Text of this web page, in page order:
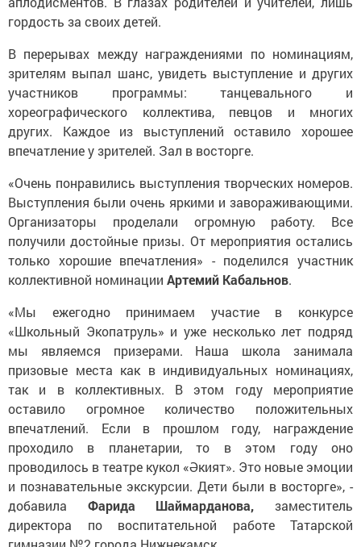
гордость за своих детей.
зрителям выпал шанс, увидеть выступление и других
участников программы: танцевального и
хореографического коллектива, певцов и многих
других. Каждое из выступлений оставило хорошее
впечатление у зрителей. Зал в восторге.
Выступления были очень яркими и завораживающими.
Организаторы проделали огромную работу. Все
получили достойные призы. От мероприятия остались
только хорошие впечатления» - поделился участник
коллективной номинацииАртемий Кабальнов
«Школьный Экопатруль» и уже несколько лет подряд
мы являемся призерами. Наша школа занимала
призовые места как в индивидуальных номинациях,
так и в коллективных. В этом году мероприятие
оставило огромное количество положительных
впечатлений. Если в прошлом году, награждение
проходило в планетарии, то в этом году оно
проводилось в театре кукол «Әкият». Это новые эмоции
и познавательные экскурсии. Дети были в восторге», -
добавилаФарида Шаймарданова,
заместитель
директора по воспитательной работе Татарской
гимназии №2 города Нижнекамск.